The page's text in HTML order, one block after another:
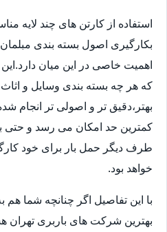
استفاده از کارتن های چند لایه
بکارگیری اصول بسته بندی
اهمیت خاصی در این میان
که هر چه بسته بندی وسایل و
بهتر،دقیق تر و اصولی تر انجام
کمترین حد امکان می رسد و حتی
طرف دیگر حمل بار برای خود
خواهد بود.
با این تفاصیل اگر چنانچه شما هم
بهترین شرکت های باربری تهران